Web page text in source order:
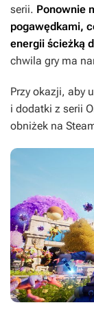
serii. Ponownie
pogawędkami,
energii ścieżką
chwila gry ma
Przy okazji, aby
i dodatki z serii
obniżek na